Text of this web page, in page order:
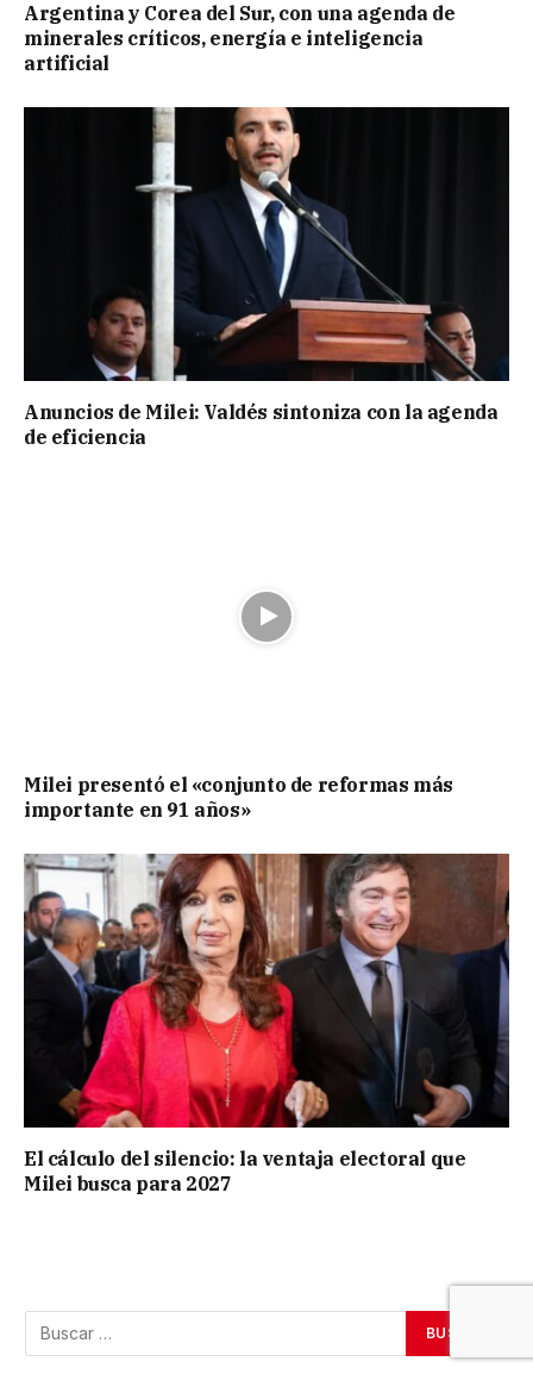
Argentina y Corea del Sur, con una agenda de
minerales críticos, energía e inteligencia
artificial
Anuncios de Milei: Valdés sintoniza con la agenda
de eficiencia
Milei presentó el «conjunto de reformas más
importante en 91 años»
El cálculo del silencio: la ventaja electoral que
Milei busca para 2027